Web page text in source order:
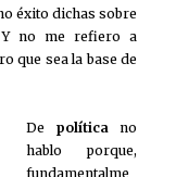
éxito dichas sobre
Y no me refiero a
que sea la base de
De política no
hablo porque,
fundamentalme